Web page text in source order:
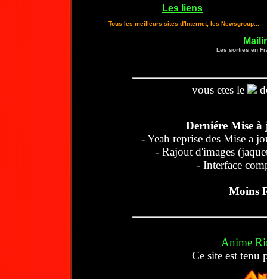
Les liens
Tous les meilleurs sites d'Internet, les Newsgroup...
Les sorties en
vous etes le
Derniére Mise à
- Yeah reprise des Mise a
- Rajout d'images
- Interface
Moins
Anime
Ce site est tenu